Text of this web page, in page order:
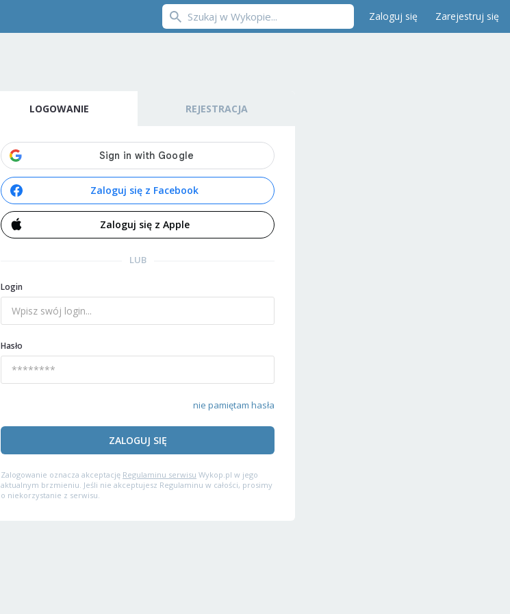
Zaloguj się Zarejestruj się
LOGOWANIE REJESTRACJA
Zaloguj się z Facebook
Zaloguj się z Apple
LUB
Login
Hasło
nie pamiętam hasła
ZALOGUJ SIĘ
Zalogowanie oznacza akceptację Regulaminu serwisu Wykop.pl w jego
aktualnym brzmieniu. Jeśli nie akceptujesz Regulaminu w całości, prosimy
o niekorzystanie z serwisu.